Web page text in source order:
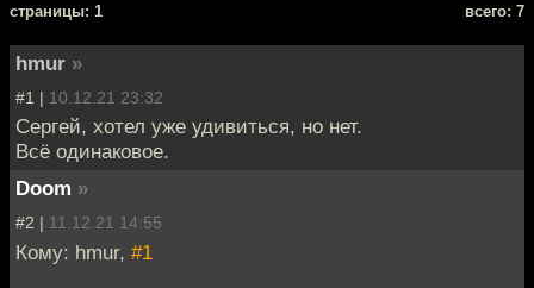
cтраницы: 1 всего: 7
hmur »
#1 | 10.12.21 23:32
Сергей, хотел уже удивиться, но нет.
Всё одинаковое.
Doom »
#2 | 11.12.21 14:55
Кому: hmur, #1